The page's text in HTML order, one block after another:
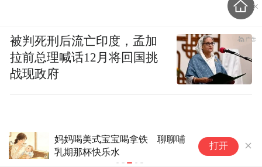
妈妈喝美式宝宝喝拿铁 聊聊哺
乳期那杯快乐水
打开
被判死刑后流亡印度，孟加
拉前总理喊话12月将回国挑
战现政府